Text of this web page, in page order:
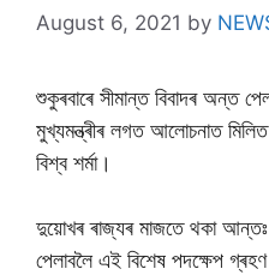
August 6, 2021 by
শুকুৰবাৰে সীমান্ত বিবাদৰ অন্ত
মুখ্যমন্ত্ৰীৰ লগত আলোচনাত
বিশ্ব শৰ্মা।
দুয়োখৰ ৰাজ্যৰ মাজতে থকা আন্তঃ
পেলাবলৈ এই বিশেষ পদক্ষেপ